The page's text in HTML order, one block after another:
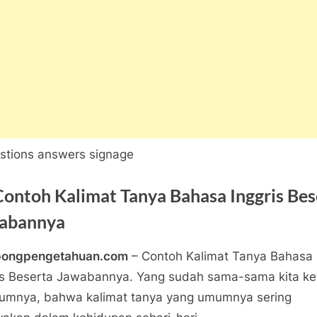
Kalimat Tanya Bahasa Inggris
21
– Contoh Kalimat Tanya Bahasa
Beserta Jawabannya. Yang sudah sama-sama kita
bahwa kalimat tanya yang umumnya sering